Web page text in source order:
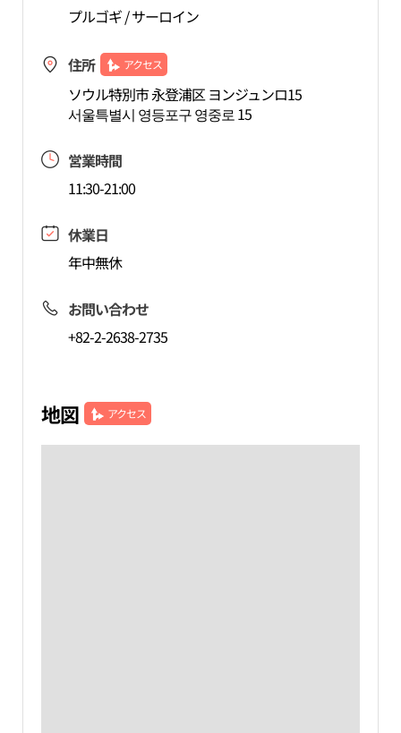
プルゴギ / サーロイン
住所 アクセス
ソウル特別市 永登浦区 ヨンジュンロ15
서울특별시 영등포구 영중로 15
営業時間
11:30-21:00
休業日
年中無休
お問い合わせ
+82-2-2638-2735
地図 アクセス